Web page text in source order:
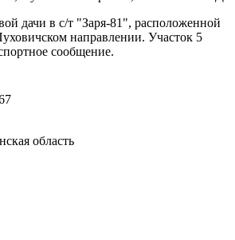
дачи в с/т "Заря-81", расположенной
направлении. Участок 5
сообщение.
область